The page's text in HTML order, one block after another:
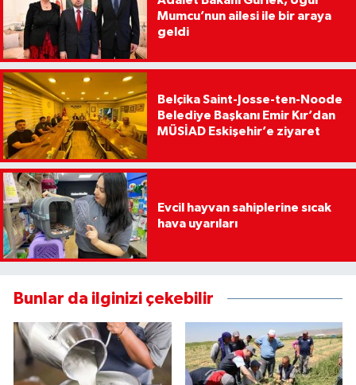
Mumcu’nun ailesi ile bir araya
geldi
Belçika Saint-Josse-ten-Noode
Belediye Başkanı Emir Kır’dan
MÜSİAD Eskişehir’e ziyaret
Evcil hayvan sahiplerine sıcak
hava uyarıları
Bunlar da ilginizi çekebilir